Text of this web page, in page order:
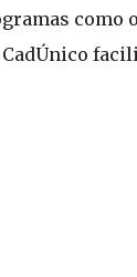
como